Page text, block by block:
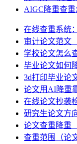
AIGC降重查
在线查重系统
审计论文范文
学校论文怎么
毕业论文如何
3d打印毕业论
论文用AI降重
在线论文抄袭
研究生论文方
论文查重降重
查重范围（论